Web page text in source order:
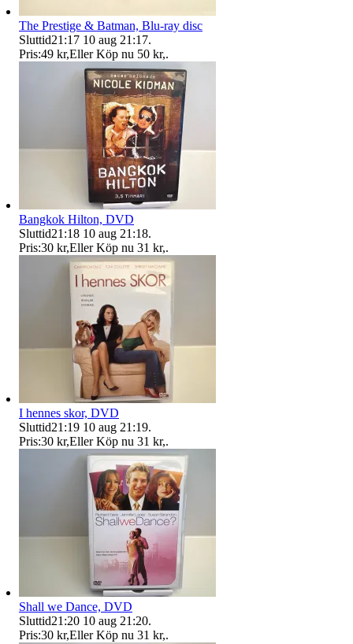
The Prestige & Batman, Blu-ray disc
Sluttid21:17 10 aug 21:17.
Pris:49 kr,Eller Köp nu 50 kr,.
Bangkok Hilton, DVD
Sluttid21:18 10 aug 21:18.
Pris:30 kr,Eller Köp nu 31 kr,.
I hennes skor, DVD
Sluttid21:19 10 aug 21:19.
Pris:30 kr,Eller Köp nu 31 kr,.
Shall we Dance, DVD
Sluttid21:20 10 aug 21:20.
Pris:30 kr,Eller Köp nu 31 kr,.